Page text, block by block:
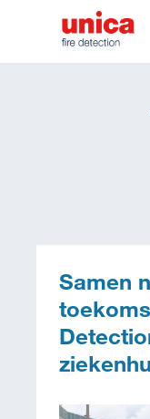
Samen